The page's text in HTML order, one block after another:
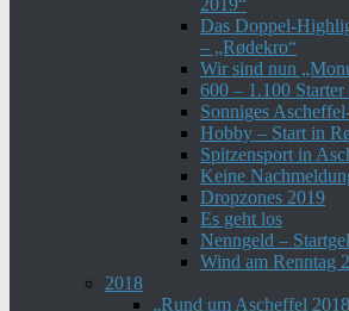
2019“
Das Doppel-
– „Rødekro“
Wir sind nun
600 – 1.100
Sonniges
Hobby – Start in
Spitzensport in
Keine
Dropzones 2019
Es geht los
Nenngeld –
Wind am Renntag
2018
„Rund um Ascheffel